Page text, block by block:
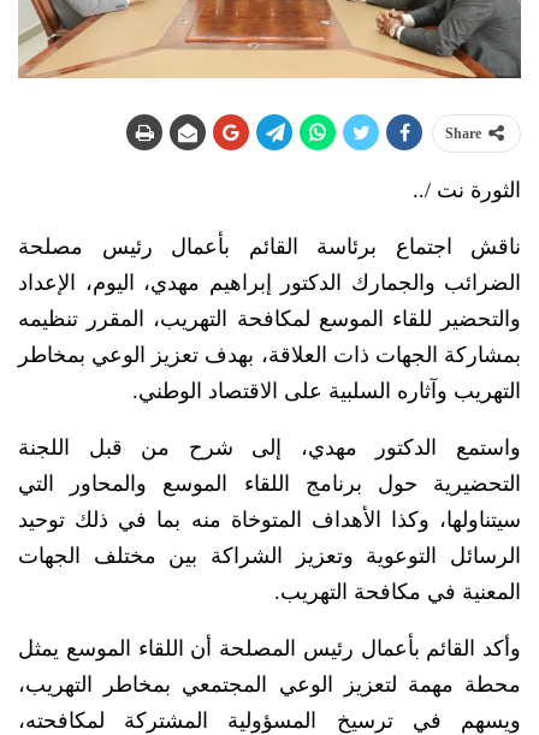
Share
الثورة نت /..
ناقش اجتماع برئاسة القائم بأعمال رئيس مصلحة
الضرائب والجمارك الدكتور إبراهيم مهدي، اليوم، الإعداد
والتحضير للقاء الموسع لمكافحة التهريب، المقرر تنظيمه
بمشاركة الجهات ذات العلاقة، بهدف تعزيز الوعي بمخاطر
التهريب وآثاره السلبية على الاقتصاد الوطني.
واستمع الدكتور مهدي، إلى شرح من قبل اللجنة
التحضيرية حول برنامج اللقاء الموسع والمحاور التي
سيتناولها، وكذا الأهداف المتوخاة منه بما في ذلك توحيد
الرسائل التوعوية وتعزيز الشراكة بين مختلف الجهات
المعنية في مكافحة التهريب.
وأكد القائم بأعمال رئيس المصلحة أن اللقاء الموسع يمثل
محطة مهمة لتعزيز الوعي المجتمعي بمخاطر التهريب،
ويسهم في ترسيخ المسؤولية المشتركة لمكافحته،